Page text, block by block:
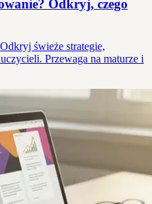
Odkryj, czego
świeże strategie,
Przewaga na maturze i